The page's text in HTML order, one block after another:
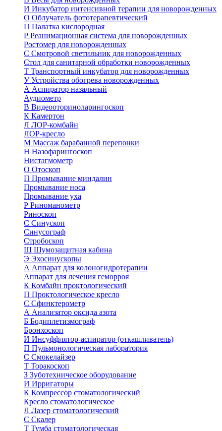
И Инкубатор интенсивной терапии для новорожденных
О Облучатель фототерапевтический
П Палатка кислородная
Р Реанимационная система для новорожденных
Ростомер для новорожденных
С Смотровой светильник для новорожденных
Стол для санитарной обработки новорожденных
Т Транспортный инкубатор для новорожденных
УУстройства обогрева новорожденных
А Аспиратор назальный
Аудиометр
В Видеооториноларингоскоп
К Камертон
Л ЛОР-комбайн
ЛОР-кресло
М Массаж барабанной перепонки
Н Назофарингоскоп
Нистагмометр
О Отоскоп
П Промывание миндалин
Промывание носа
Промывание уха
Р Риноманометр
Риноскоп
С Синускоп
Синусограф
Стробоскоп
Ш Шумозащитная кабина
Э Эхосинускопы
А Аппарат для колоногидротерапии
Аппарат для лечения геморроя
К Комбайн проктологический
П Проктологическое кресло
С Сфинктерометр
А Анализатор оксида азота
Б Бодиплетизмограф
Бронхоскоп
И Инсуффлятор-аспиратор (откашливатель)
П Пульмонологическая лаборатория
С Смокелайзер
Т Торакоскоп
З Зуботехническое оборудование
И Ирригаторы
К Компрессор стоматологический
Кресло стоматологическое
Л Лазер стоматологический
С Скалер
Т Тумба стоматологическая